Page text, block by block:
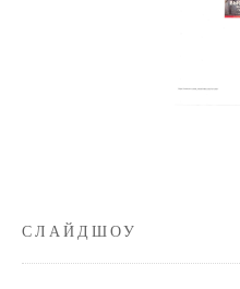
СЛАЙДШОУ